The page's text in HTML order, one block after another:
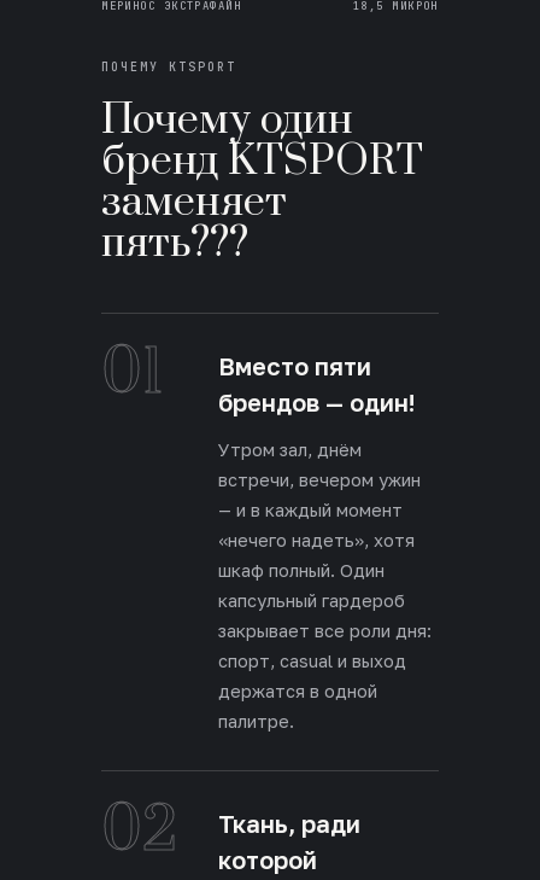
МЕРИНОС ЭКСТРАФАЙН 18,5 МИКРОН
ПОЧЕМУ KTSPORT
Почему один
бренд KTSPORT
заменяет
пять???
01
Вместо пяти
брендов — один!
Утром зал, днём
встречи, вечером ужин
— и в каждый момент
«нечего надеть», хотя
шкаф полный. Один
капсульный гардероб
закрывает все роли дня:
спорт, casual и выход
держатся в одной
палитре.
02
Ткань, ради
которой